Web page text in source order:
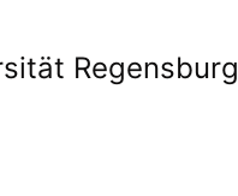
Regensburg